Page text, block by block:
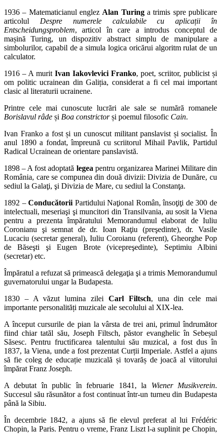
1936 – Matematicianul englez Alan Turinga trimis spre publicare
articolul Despre numerele calculabile cu aplicații în
Entscheidungsproblem, articol în care a introdus conceptul de
mașină Turing, un dispozitiv abstract simplu de manipulare a
simbolurilor, capabil de a simula logica oricărui algoritm rulat de un
calculator.
1916 – A murit Ivan Iakovlevici Franko, poet, scriitor, publicist și
om politic ucrainean din Galiția, considerat a fi cel mai important
clasic al literaturii ucrainene.
Printre cele mai cunoscute lucrări ale sale se numără romanele
Borislavul râde și Boa constrictorși poemul filosofic Cain.
Ivan Franko a fost și un cunoscut militant panslavist și socialist. În
anul 1890 a fondat, împreună cu scriitorul Mihail Pavlik, Partidul
Radical Ucrainean de orientare panslavistă.
1898 – A fost adoptată legea pentru organizarea Marinei Militare din
România, care se compunea din două divizii: Divizia de Dunăre, cu
sediul la Galaţi, şi Divizia de Mare, cu sediul la Constanţa.
1892 –Conducătorii Partidului Naţional Român, însoţiţi de 300 de
intelectuali, meseriaşi şi muncitori din Transilvania, au sosit la Viena
pentru a prezenta împăratului Memorandumul elaborat de Iuliu
Coronianu şi semnat de dr. Ioan Raţiu (preşedinte), dr. Vasile
Lucaciu (secretar general), Iuliu Coroianu (referent), Gheorghe Pop
de Băseşti şi Eugen Brote (vicepreşedinte), Septimiu Albini
(secretar) etc.
Împăratul a refuzat să primească delegaţia şi a trimis Memorandumul
guvernatorului ungar la Budapesta.
1830 – A văzut lumina zilei Carl Filtsch, una din cele mai
importante personalități muzicale ale secolului al XIX-lea.
A început cursurile de pian la vârsta de trei ani, primul îndrumător
fiind chiar tatăl său, Joseph Filtsch, păstor evanghelic în Sebeșul
Săsesc. Pentru fructificarea talentului său muzical, a fost dus în
1837, la Viena, unde a fost prezentat Curții Imperiale. Astfel a ajuns
să fie coleg de educație muzicală și tovarăș de joacă al viitorului
împărat Franz Joseph.
A debutat în public în februarie 1841, la Wiener Musikverein.
Succesul său răsunător a fost continuat într-un turneu din Budapesta
până la Sibiu.
În decembrie 1842, a ajuns să fie elevul preferat al lui Frédéric
Chopin, la Paris. Pentru o vreme, Franz Liszt l-a suplinit pe Chopin,